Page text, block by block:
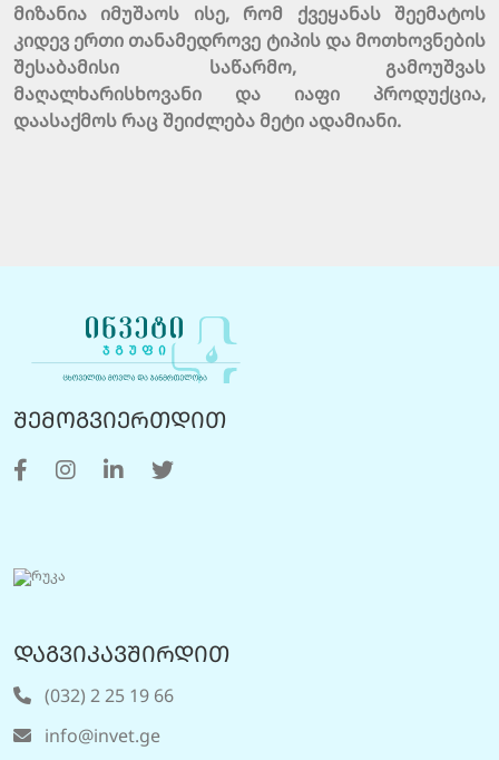
მიზანია იმუშაოს ისე, რომ ქვეყანას შეემატოს
კიდევ ერთი თანამედროვე ტიპის და მოთხოვნების
შესაბამისი საწარმო, გამოუშვას
მაღალხარისხოვანი და იაფი პროდუქცია,
დაასაქმოს რაც შეიძლება მეტი ადამიანი.
შემოგვიერთდით
დაგვიკავშირდით
(032) 2 25 19 66
info@invet.ge